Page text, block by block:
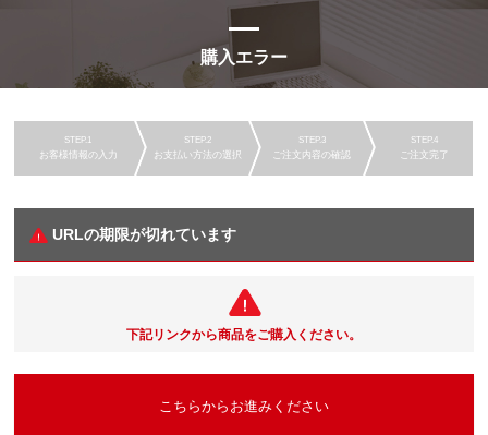
購入エラー
お客様情報の入力 お支払い方法の選択 ご注文内容の確認 ご注文完了
URLの期限が切れています
下記リンクから商品をご購入ください。
こちらからお進みください